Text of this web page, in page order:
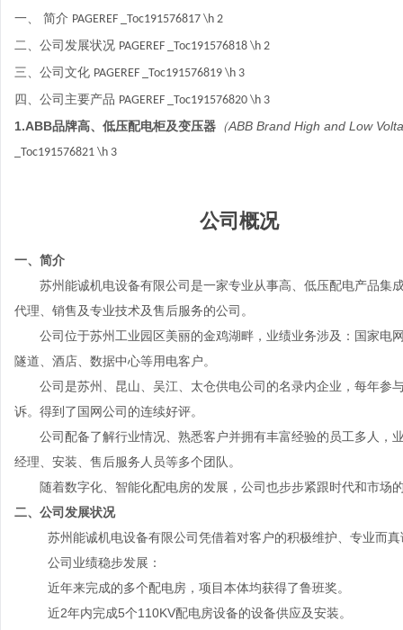
一、 简介 PAGEREF _Toc191576817 \h 2
二、公司发展状况 PAGEREF _Toc191576818 \h 2
三、公司文化 PAGEREF _Toc191576819 \h 3
四、公司主要产品 PAGEREF _Toc191576820 \h 3
1.ABB品牌高、低压配电柜及变压器 （ABB Brand High and Low
_Toc191576821 \h 3
公司概况
一、 简介
苏州能诚机电设备有限公司是一家专业从事高、低压配电产品集
代理、销售及专业技术及售后服务的公司。
公司位于苏州工业园区美丽的金鸡湖畔，业绩业务涉及：国家电
隧道、酒店、数据中心等用电客户。
公司是苏州、昆山、吴江、太仓供电公司的名录内企业，每年参
诉。得到了国网公司的连续好评。
公司配备了解行业情况、熟悉客户并拥有丰富经验的员工多人，
经理、安装、售后服务人员等多个团队。
随着数字化、智能化配电房的发展，公司也步步紧跟时代和市场
二、公司发展状况
苏州能诚机电设备有限公司凭借着对客户的积极维护、专业而
公司业绩稳步发展：
近年来完成的多个配电房，项目本体均获得了鲁班奖。
近2年内完成5个110KV配电房设备的设备供应及安装。